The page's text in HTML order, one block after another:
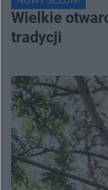
Wielkie
tradycji